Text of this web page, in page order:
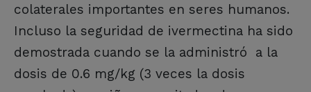
colaterales importantes en seres humanos.
Incluso la seguridad de ivermectina ha sido
demostrada cuando se la administró a la
dosis de 0.6 mg/kg (3 veces la dosis